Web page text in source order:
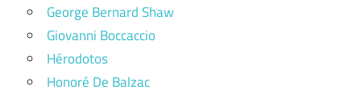
George Bernard Shaw
Giovanni Boccaccio
Hérodotos
Honoré De Balzac